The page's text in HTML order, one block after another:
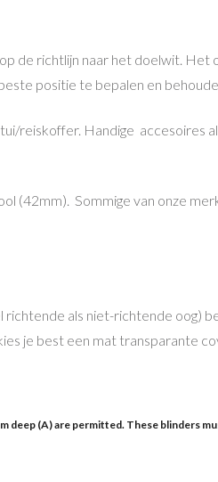
de richtlijn naar het doelwit. Het
positie te bepalen en
reiskoffer. Handige accesoires
(42mm). Sommige van onze
als niet-richtende oog)
je best een mat transparante
deep (A) are permitted. These blinders